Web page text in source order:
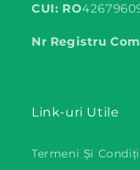
CUI: RO
Nr Registru
Link-uri Utile
Termeni Și